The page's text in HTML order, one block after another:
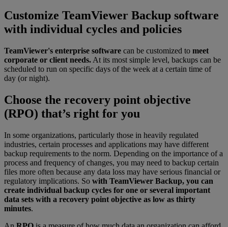
Customize TeamViewer Backup software
with individual cycles and policies
TeamViewer's enterprise software can be customized to meet
corporate or client needs. At its most simple level, backups can be
scheduled to run on specific days of the week at a certain time of
day (or night).
Choose the recovery point objective
(RPO) that’s right for you
In some organizations, particularly those in heavily regulated
industries, certain processes and applications may have different
backup requirements to the norm. Depending on the importance of a
process and frequency of changes, you may need to backup certain
files more often because any data loss may have serious financial or
regulatory implications. So with TeamViewer Backup, you can
create individual backup cycles for one or several important
data sets with a recovery point objective as low as thirty
minutes.